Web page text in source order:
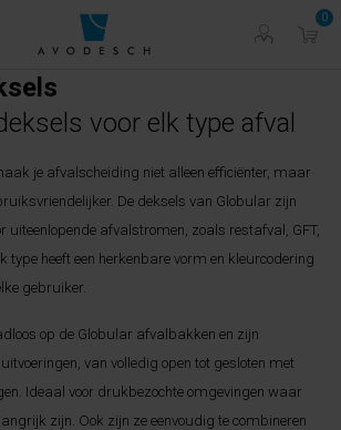
0
voor elk type afval
je afvalscheiding niet alleen efficiënter, maar
De deksels van Globular zijn
uiteenlopende afvalstromen, zoals restafval, GFT,
type heeft een herkenbare vorm en kleurcodering
gebruiker.
op de Globular afvalbakken en zijn
van volledig open tot gesloten met
Ideaal voor drukbezochte omgevingen waar
zijn. Ook zijn ze eenvoudig te combineren